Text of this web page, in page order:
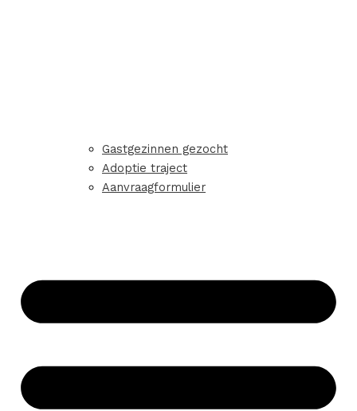
Gastgezinnen gezocht
Adoptie traject
Aanvraagformulier